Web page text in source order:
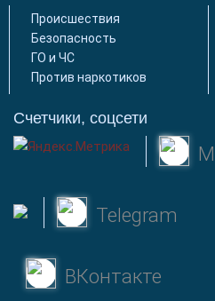
Происшествия
Безопасность
ГО и ЧС
Против наркотиков
Счетчики, соцсети
Telegram
ВКонтакте